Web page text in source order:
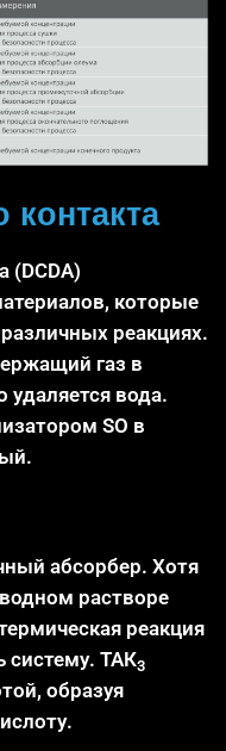
(DCDA)
которые
реакциях.
газ в
вода.
SO в
абсорбер. Хотя
растворе
реакция
систему. ТАК3
образуя